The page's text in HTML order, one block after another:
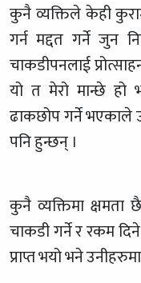
कुनै व्यक्तिले केही
गर्न मद्दत गर्ने जुन
चाकडीपनलाई
यो त मेरो मान्छे
ढाकछोप गर्ने भएकाले
पनि हुन्छन् ।
कुनै व्यक्तिमा
चाकडी गर्ने र रकम दिने
प्राप्त भयो भने